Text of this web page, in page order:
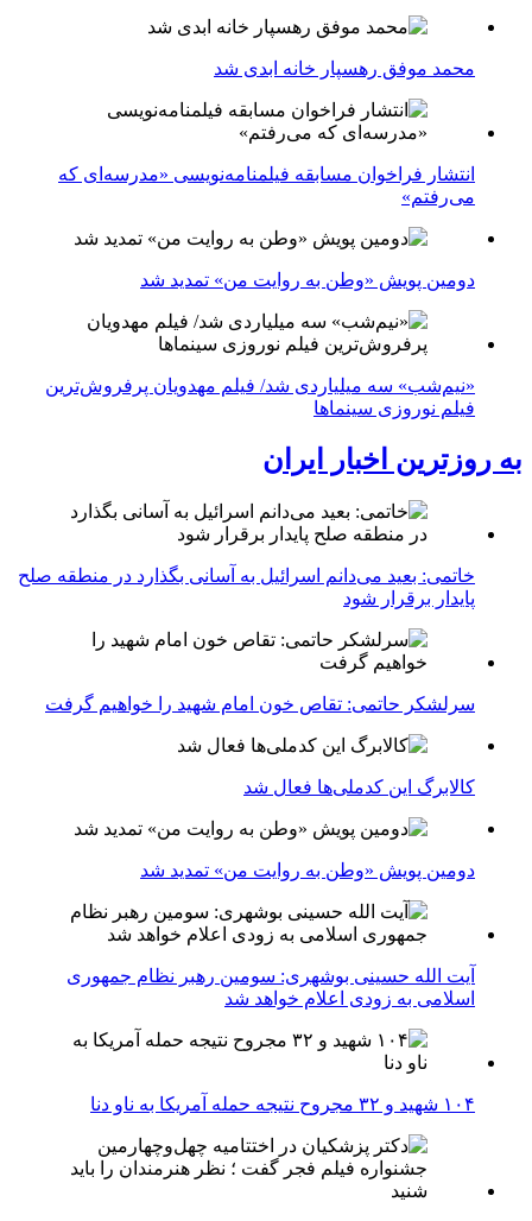
محمد موفق رهسپار خانه ابدی شد
انتشار فراخوان مسابقه فیلمنامه‌نویسی «مدرسه‌ای که
می‌رفتم»
دومین پویش «وطن به روایت من» تمدید شد
«نیم‌شب» سه میلیاردی شد/ فیلم مهدویان پرفروش‌ترین
فیلم نوروزی سینماها
به روزترین اخبار ایران
خاتمی: بعید می‌دانم اسرائیل به آسانی بگذارد در منطقه صلح
پایدار برقرار شود
سرلشکر حاتمی: تقاص خون امام شهید را خواهیم گرفت
کالابرگ این کدملی‌ها فعال شد
دومین پویش «وطن به روایت من» تمدید شد
آیت الله حسینی بوشهری: سومین رهبر نظام جمهوری
اسلامی به زودی اعلام خواهد شد
۱۰۴ شهید و ۳۲ مجروح نتیجه حمله آمریکا به ناو دنا